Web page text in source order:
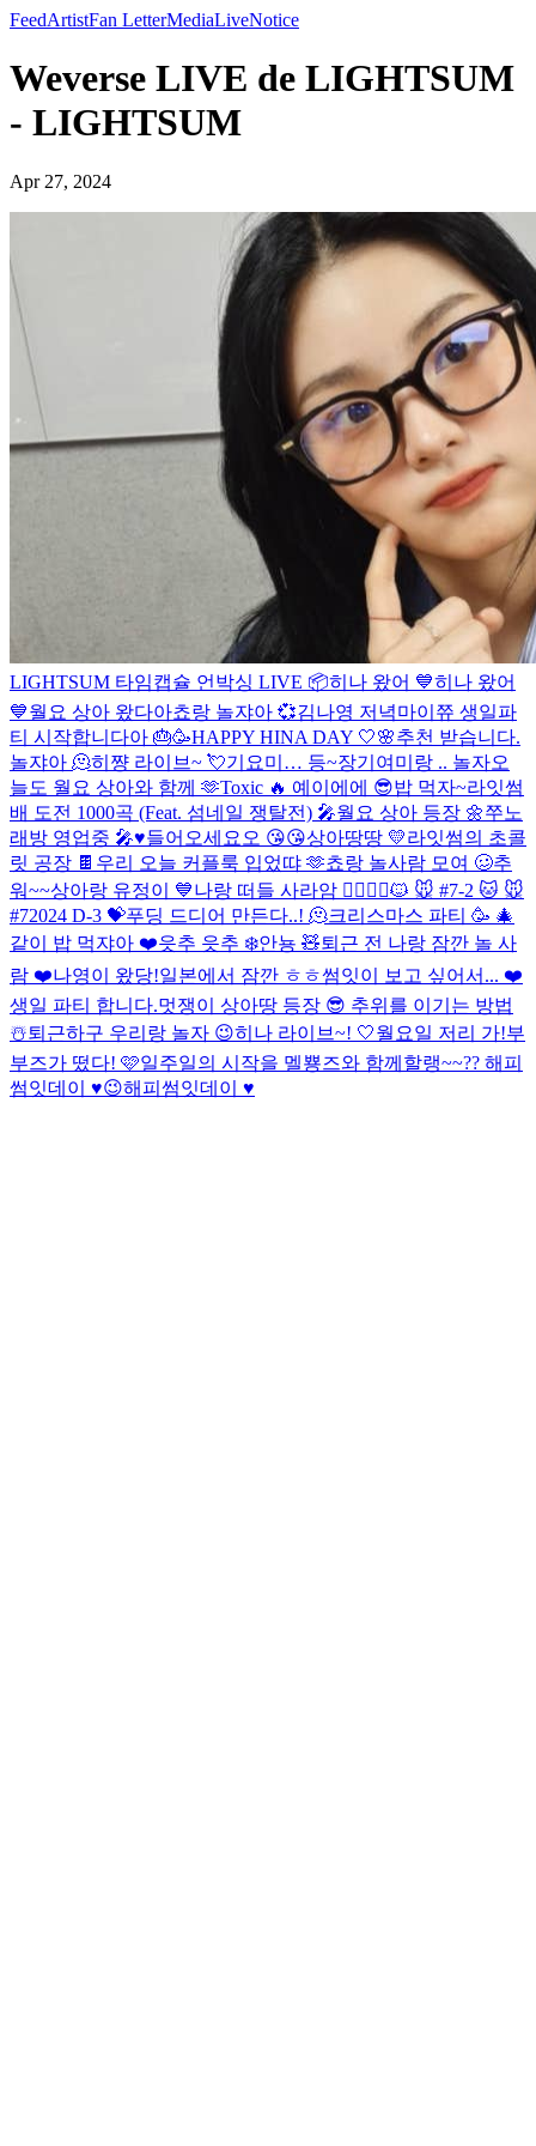
FeedArtistFan LetterMediaLiveNotice
Weverse LIVE de LIGHTSUM
- LIGHTSUM
Apr 27, 2024
LIGHTSUM 타임캡슐 언박싱 LIVE 📦히나 왔어 💙히나 왔어
💙월요 상아 왔다아쵸랑 놀쟈아 💞김나영 저녁마이쮸 생일파
티 시작합니다아 🎂🥳HAPPY HINA DAY 🤍🌸추천 받습니다.
놀쟈아 🫠히쨩 라이브~ 💘기요미… 등~장기여미랑 .. 놀자오
늘도 월요 상아와 함께 🫶Toxic 🔥 예이에에 😎밥 먹자~라잇썸
배 도전 1000곡 (Feat. 섬네일 쟁탈전) 🎤월요 상아 등장 🌼쭈노
래방 영업중 🎤♥️들어오세요오 😘😘상아땅땅 💛라잇썸의 초콜
릿 공장 🍫 우리 오늘 커플룩 입었땨 🫶쵸랑 놀사람 모여 🥴추
워~~상아랑 유정이 💙나랑 떠들 사라암 🙆‍♀️🙆‍♂️🐱 🐭 #7-2 🐱 🐭
#72024 D-3 💝푸딩 드디어 만든다..! 🫠크리스마스 파티 🥳 🎄
같이 밥 먹쟈아 ❤️읏추 읏추 ❄️안뇽 🧸퇴근 전 나랑 잠깐 놀 사
람 ❤️나영이 왔당!일본에서 잠깐 ㅎㅎ썸잇이 보고 싶어서... ❤️
생일 파티 합니다.멋쟁이 상아땅 등장 😎 추위를 이기는 방법
☃️퇴근하구 우리랑 놀자 😉히나 라이브~! 🤍월요일 저리 가!부
부즈가 떴다! 🩷일주일의 시작을 멜뿅즈와 함께할랭~~?? 해피
썸잇데이 ♥️😉해피썸잇데이 ♥️